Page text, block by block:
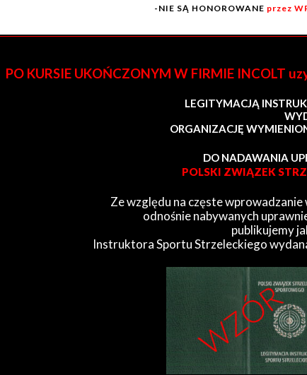
-NIE SĄ HONOROWANE przez
PO KURSIE UKOŃCZONYM W FIRMIE INCOLT
LEGITYMACJĄ
ORGANIZACJĘ
DO NADAWANIA
POLSKI ZWIĄZEK
Ze względu na częste
odnośnie nabywanych
publikujemy
Instruktora Sportu Strzeleckiego